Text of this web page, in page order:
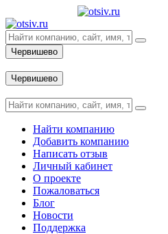
Червишево
Червишево
Найти компанию
Добавить компанию
Написать отзыв
Личный кабинет
О проекте
Пожаловаться
Блог
Новости
Поддержка